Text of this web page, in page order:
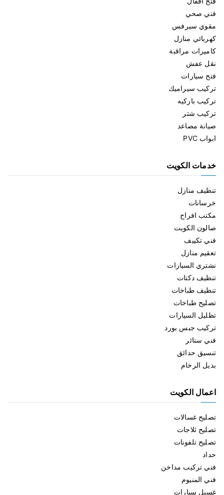
فني صحي
مقوي سيرفس
كهربائي منازل
كاميرات مراقبة
نقل عفش
فتح سيارات
تركيب سيراميك
تركيب باركيه
تركيب شتر
صيانة مصاعد
ابواب PVC
خدمات الكويت
تنظيف منازل
خرسانات
مكتب افراح
صالون الكويت
فني تكييف
تعقيم منازل
نشتري السيارات
تنظيف دكتات
تنظيف طباخات
تصليح طباخات
تظليل السيارات
تركيب جبس بورد
فني ستائر
تنسيق حدائق
بديل الرخام
اعمال الكويت
تصليح غسالات
تصليح ثلاجات
تصليح تلفونات
حداد
فني تركيب مداخن
فني المنيوم
غسيل سيارات